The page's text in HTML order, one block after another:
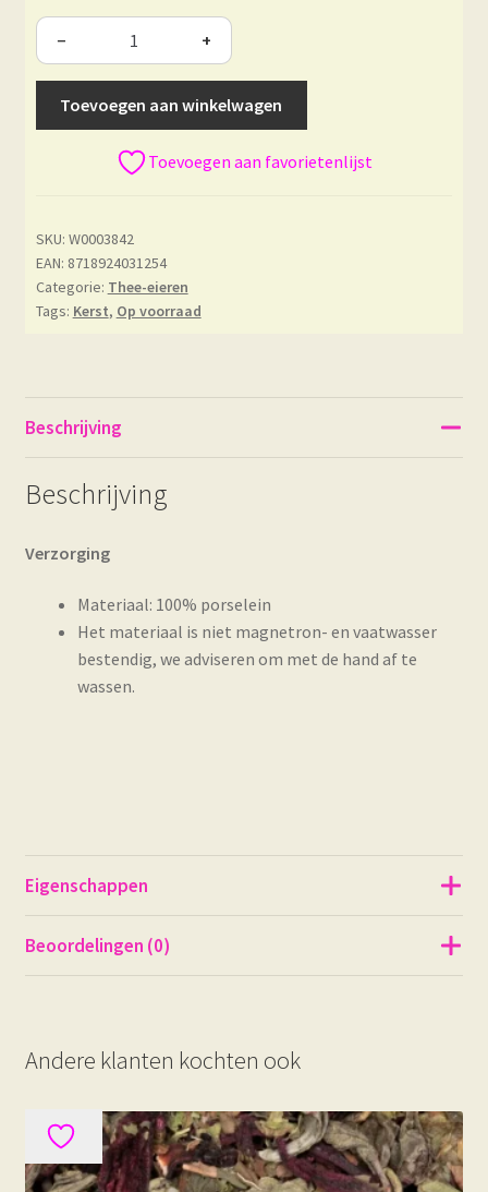
− +
Toevoegen aan winkelwagen
Toevoegen aan favorietenlijst
SKU: W0003842
EAN: 8718924031254
Categorie: Thee-eieren
Tags: Kerst, Op voorraad
Beschrijving
Beschrijving
Verzorging
Materiaal: 100% porselein
Het materiaal is niet magnetron- en vaatwasser
bestendig, we adviseren om met de hand af te
wassen.
Eigenschappen
Beoordelingen (0)
Andere klanten kochten ook